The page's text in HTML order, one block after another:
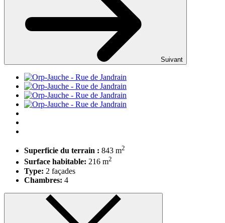
Suivant
Superficie du terrain : 843 m2
Surface habitable: 216 m2
Type: 2 façades
Chambres: 4